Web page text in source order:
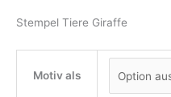
Stempel Tiere Giraffe
Motiv als